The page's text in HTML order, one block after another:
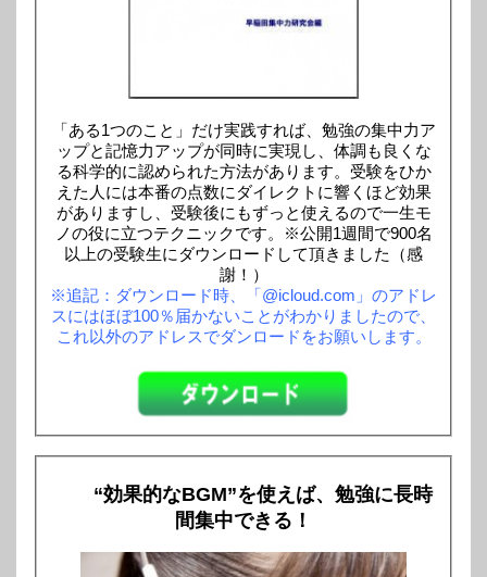
「ある1つのこと」だけ実践すれば、勉強の集中力ア
ップと記憶力アップが同時に実現し、体調も良くな
る科学的に認められた方法があります。受験をひか
えた人には本番の点数にダイレクトに響くほど効果
がありますし、受験後にもずっと使えるので一生モ
ノの役に立つテクニックです。※公開1週間で900名
以上の受験生にダウンロードして頂きました（感
謝！）
※追記：ダウンロード時、「@icloud.com」のアドレ
スにはほぼ100％届かないことがわかりましたので、
これ以外のアドレスでダンロードをお願いします。
“効果的なBGM”を使えば、勉強に長時
間集中できる！